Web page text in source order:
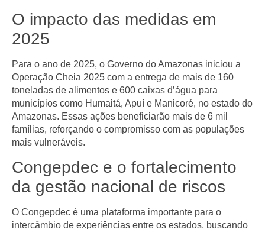
O impacto das medidas em
2025
Para o ano de 2025, o Governo do Amazonas iniciou a
Operação Cheia 2025 com a entrega de mais de 160
toneladas de alimentos e 600 caixas d’água para
municípios como Humaitá, Apuí e Manicoré, no estado do
Amazonas. Essas ações beneficiarão mais de 6 mil
famílias, reforçando o compromisso com as populações
mais vulneráveis.
Congepdec e o fortalecimento
da gestão nacional de riscos
O Congepdec é uma plataforma importante para o
intercâmbio de experiências entre os estados, buscando